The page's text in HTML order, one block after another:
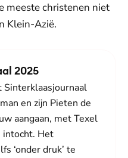
meeste christenen niet
Klein-Azië.
2025
Sinterklaasjournaal
en zijn Pieten de
aangaan, met Texel
intocht. Het
‘onder druk’ te